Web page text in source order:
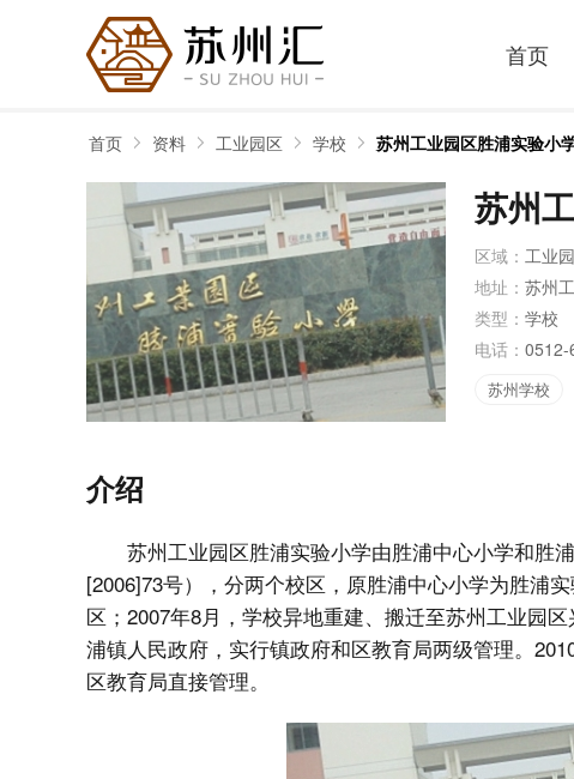
首页
首页 资料 工业园区 学校 苏州工业园区胜浦实验小
苏州
区域： 工业
地址： 苏州
类型： 学校
电话： 0512-
苏州学校
介绍
苏州工业园区胜浦实验小学由胜浦中心小学和胜
[2006]73号），分两个校区，原胜浦中心小学为胜浦
区；2007年8月，学校异地重建、搬迁至苏州工业园
浦镇人民政府，实行镇政府和区教育局两级管理。
区教育局直接管理。